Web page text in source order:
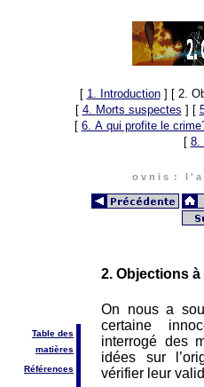
[ 1. Introduction] [ 2.
[ 4. Morts suspectes ] [
[ 6. A qui profite le
[ 8.
o v n i s : l ' a
Table des
matières
Références
2. Objections
On nous a
certaine
interrogé des
idées sur
vérifier leur